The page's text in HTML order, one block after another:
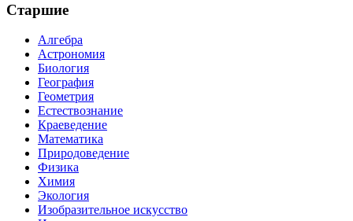
Старшие
Алгебра
Астрономия
Биология
География
Геометрия
Естествознание
Краеведение
Математика
Природоведение
Физика
Химия
Экология
Изобразительное искусство